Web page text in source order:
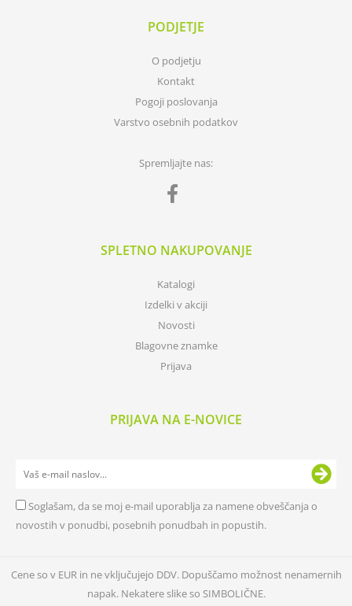
PODJETJE
O podjetju
Kontakt
Pogoji poslovanja
Varstvo osebnih podatkov
Spremljajte nas:
SPLETNO NAKUPOVANJE
Katalogi
Izdelki v akciji
Novosti
Blagovne znamke
Prijava
PRIJAVA NA E-NOVICE
Soglašam, da se moj e-mail uporablja za namene obveščanja o
novostih v ponudbi, posebnih ponudbah in popustih.
Cene so v EUR in ne vključujejo DDV. Dopuščamo možnost nenamernih
napak. Nekatere slike so SIMBOLIČNE.